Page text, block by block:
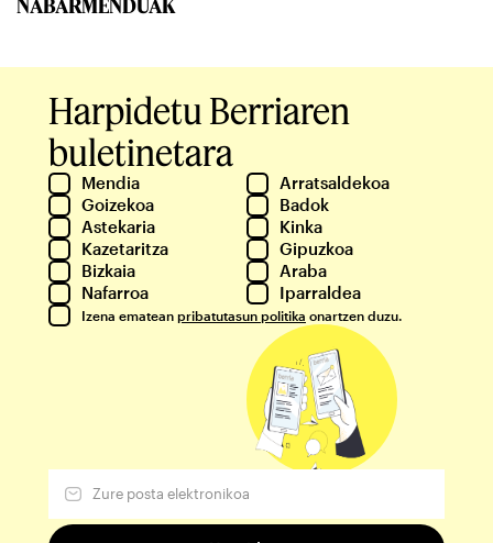
NABARMENDUAK
Harpidetu Berriaren
buletinetara
Mendia
Arratsaldekoa
Goizekoa
Badok
Astekaria
Kinka
Kazetaritza
Gipuzkoa
Bizkaia
Araba
Nafarroa
Iparraldea
Izena ematean pribatutasun politika onartzen duzu.